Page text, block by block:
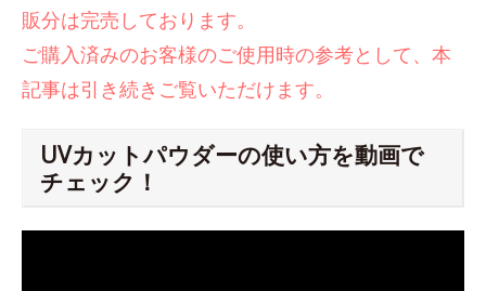
販分は完売しております。
ご購入済みのお客様のご使用時の参考として、本
記事は引き続きご覧いただけます。
UVカットパウダーの使い方を動画で
チェック！